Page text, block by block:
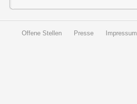
Offene Stellen Presse Impressum